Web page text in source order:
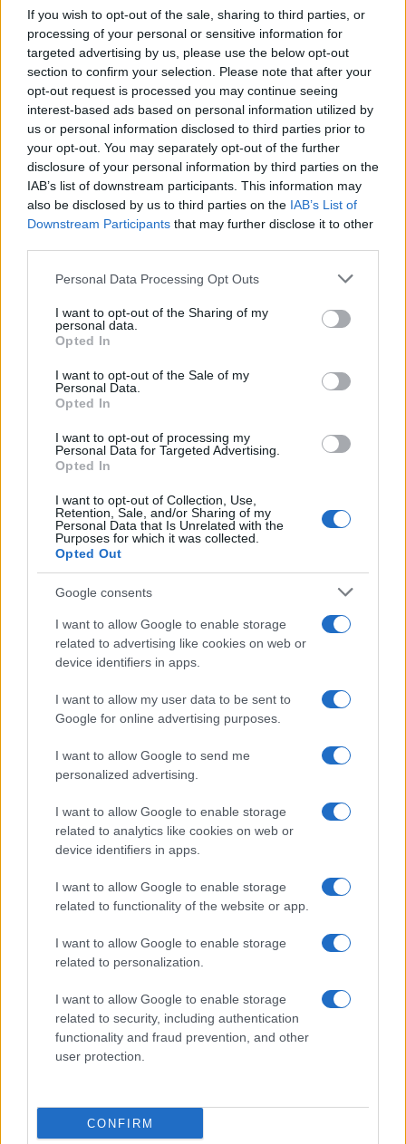
If you wish to opt-out of the sale, sharing to third parties, or
processing of your personal or sensitive information for
targeted advertising by us, please use the below opt-out
section to confirm your selection. Please note that after your
opt-out request is processed you may continue seeing
interest-based ads based on personal information utilized by
us or personal information disclosed to third parties prior to
your opt-out. You may separately opt-out of the further
disclosure of your personal information by third parties on the
IAB’s list of downstream participants. This information may
also be disclosed by us to third parties on the IAB’s List of
Downstream Participants that may further disclose it to other
Please note that this website/app uses one or more Google
not limited to your visit or usage behaviour. You may click to
grant or deny consent to Google and its third-party tags to
use your data for below specified purposes in below Google
consent section.
Personal Data Processing Opt Outs
I want to opt-out of the Sharing of my
personal data.
Opted In
I want to opt-out of the Sale of my
Personal Data.
Opted In
I want to opt-out of processing my
Personal Data for Targeted Advertising.
Opted In
I want to opt-out of Collection, Use,
Retention, Sale, and/or Sharing of my
Personal Data that Is Unrelated with the
Purposes for which it was collected.
Opted Out
Google consents
I want to allow Google to enable storage
related to advertising like cookies on web or
device identifiers in apps.
I want to allow my user data to be sent to
Google for online advertising purposes.
I want to allow Google to send me
personalized advertising.
I want to allow Google to enable storage
related to analytics like cookies on web or
device identifiers in apps.
I want to allow Google to enable storage
related to functionality of the website or app.
I want to allow Google to enable storage
related to personalization.
I want to allow Google to enable storage
related to security, including authentication
functionality and fraud prevention, and other
user protection.
CONFIRM
OFFERTE&CONSIGLI
Come abbinare le scarpe arancioni: consigli e
Beatrice Bonaventura · 7 Ago 2026
Gassanoff vince a Copenhagen
Cristian Castiglioni · 7 Ago 2026
OFFERTE&CONSIGLI